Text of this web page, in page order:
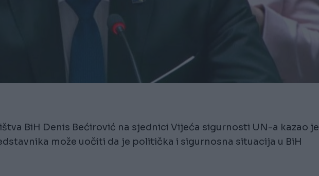
BiH Denis Bećirović na sjednici Vijeća sigurnosti UN-a kazao je
može uočiti da je politička i sigurnosna situacija u BiH